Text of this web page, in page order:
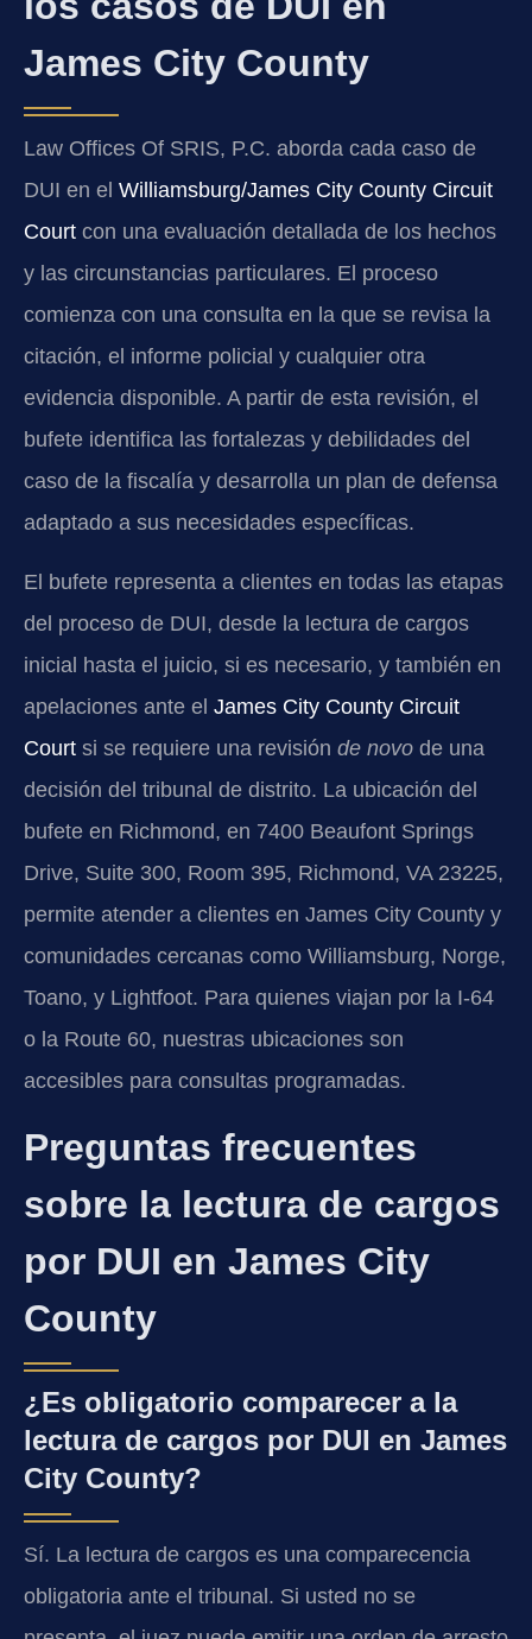
James City County
Law Offices Of SRIS, P.C. aborda cada caso de
DUI en el Williamsburg/James City County Circuit
Court con una evaluación detallada de los hechos
y las circunstancias particulares. El proceso
comienza con una consulta en la que se revisa la
citación, el informe policial y cualquier otra
evidencia disponible. A partir de esta revisión, el
bufete identifica las fortalezas y debilidades del
caso de la fiscalía y desarrolla un plan de defensa
adaptado a sus necesidades específicas.
El bufete representa a clientes en todas las etapas
del proceso de DUI, desde la lectura de cargos
inicial hasta el juicio, si es necesario, y también en
apelaciones ante el James City County Circuit
Court si se requiere una revisión de novo de una
decisión del tribunal de distrito. La ubicación del
bufete en Richmond, en 7400 Beaufont Springs
Drive, Suite 300, Room 395, Richmond, VA 23225,
permite atender a clientes en James City County y
comunidades cercanas como Williamsburg, Norge,
Toano, y Lightfoot. Para quienes viajan por la I-64
o la Route 60, nuestras ubicaciones son
accesibles para consultas programadas.
Preguntas frecuentes
sobre la lectura de cargos
por DUI en James City
County
¿Es obligatorio comparecer a la
lectura de cargos por DUI en James
City County?
Sí. La lectura de cargos es una comparecencia
obligatoria ante el tribunal. Si usted no se